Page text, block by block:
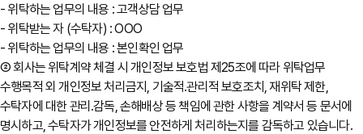
- 위탁하는 업무의 내용 : 고객상담 업무
- 위탁받는 자 (수탁자) : OOO
- 위탁하는 업무의 내용 : 본인확인 업무
② 회사는 위탁계약 체결 시 개인정보 보호법 제25조에 따라 위탁업무
수행목적 외 개인정보 처리금지, 기술적․관리적 보호조치, 재위탁 제한,
수탁자에 대한 관리․감독, 손해배상 등 책임에 관한 사항을 계약서 등 문서에
명시하고, 수탁자가 개인정보를 안전하게 처리하는지를 감독하고 있습니다.